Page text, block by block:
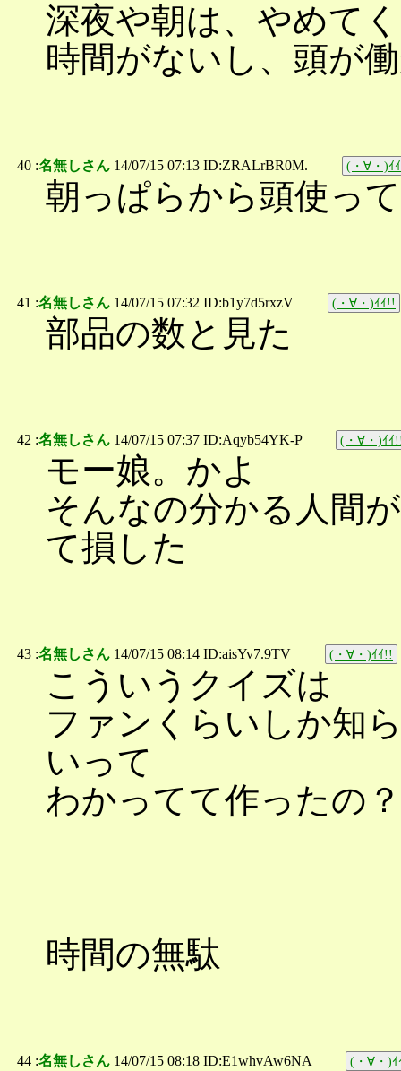
深夜や朝は、やめて
時間がないし、頭が
40 :名無しさん 14/07/15 07:13 ID:ZRALrBR0M. (・∀・)ｲ
朝っぱらから頭使っ
41 :名無しさん 14/07/15 07:32 ID:b1y7d5rxzV (・∀・)ｲｲ!!
部品の数と見た
42 :名無しさん 14/07/15 07:37 ID:Aqyb54YK-P (・∀・)ｲｲ
モー娘。かよ
そんなの分かる人間
て損した
43 :名無しさん 14/07/15 08:14 ID:aisYv7.9TV (・∀・)ｲｲ!!
こういうクイズは
ファンくらいしか知
いって
わかってて作ったの？
時間の無駄
44 :名無しさん 14/07/15 08:18 ID:E1whvAw6NA (・∀・)